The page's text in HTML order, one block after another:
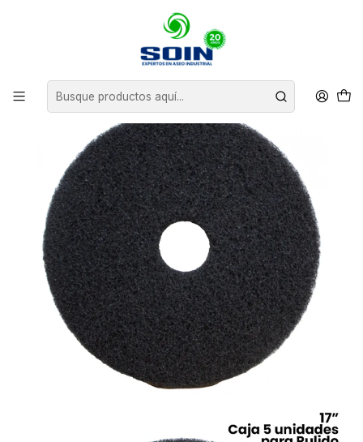
PADS Y CEPILLOS ABRILLANTADORAS
PAD ABRILLANTADORA 17" CAJA 5 UNIDADES SOIN